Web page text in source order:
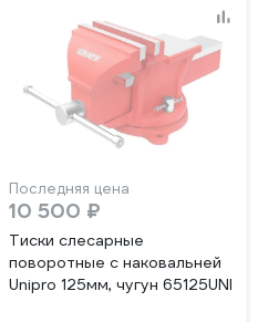
Последняя цена
10 500 ₽
Тиски слесарные
поворотные с наковальней
Unipro 125мм, чугун 65125UNI